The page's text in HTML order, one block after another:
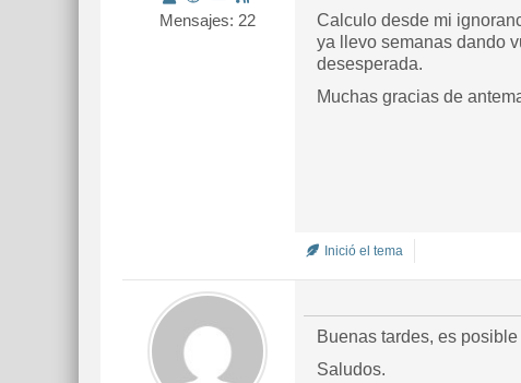
Mensajes: 22
Calculo desde mi
ya llevo semanas dando
desesperada.
Muchas gracias de
Inició el tema
Buenas tardes, es
Saludos.